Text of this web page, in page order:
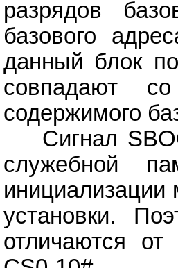
разрядов
базового
данный блок
совпадают
содержимого
Cигнал
служебной
инициализации
установки.
отличаются